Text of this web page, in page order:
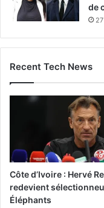
de
Recent Tech News
Côte d’Ivoire : Hervé
redevient
Éléphants